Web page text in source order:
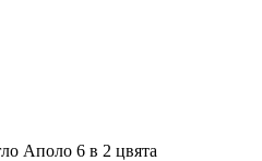
Аполо 6 в 2 цвята